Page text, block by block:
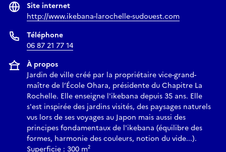
Site internet
http://www.ikebana-larochelle-sudouest.com
Téléphone
06 87 21 77 14
À propos
Jardin de ville créé par la propriétaire vice-grand-
maître de l’École Ohara, présidente du Chapitre La
Rochelle. Elle enseigne l'ikebana depuis 35 ans. Elle
s'est inspirée des jardins visités, des paysages naturels
vus lors de ses voyages au Japon mais aussi des
principes fondamentaux de l'ikebana (équilibre des
formes, harmonie des couleurs, notion du vide...).
Superficie : 300 m²